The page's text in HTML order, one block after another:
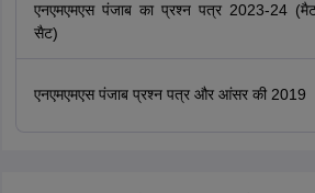
एनएमएमएस पंजाब का प्रश्न पत्र 2023-24
सैट)
एनएमएमएस पंजाब प्रश्न पत्र और आंसर की 2019